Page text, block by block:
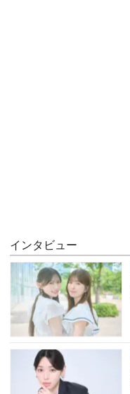
インタビュー